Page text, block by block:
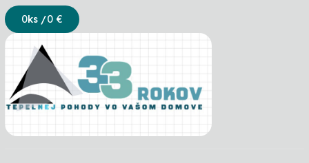
0ks /0 €